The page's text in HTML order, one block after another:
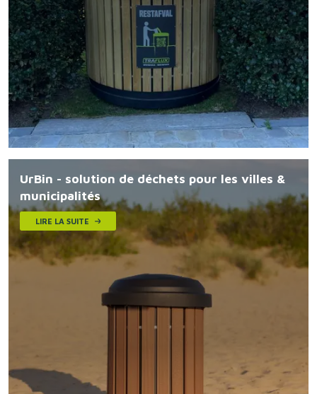
UrBin - solution de déchets pour les villes &
municipalités
LIRE LA SUITE